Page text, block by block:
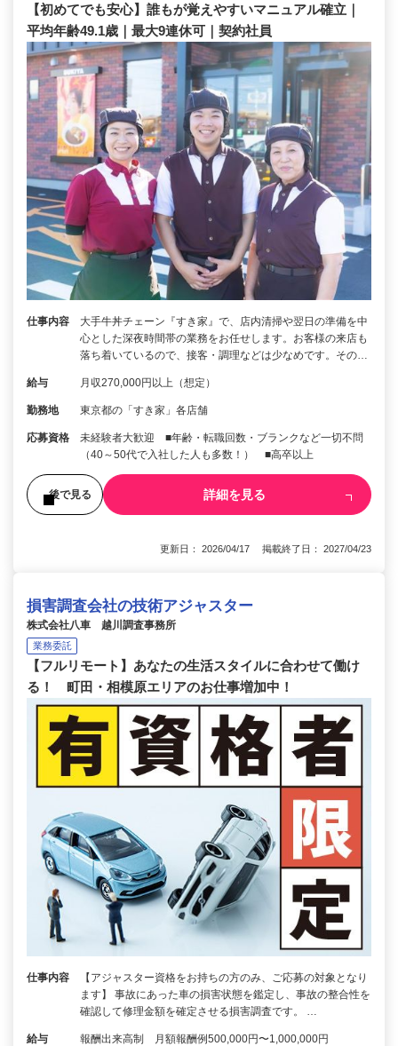
【初めてでも安心】誰もが覚えやすいマニュアル確立｜
平均年齢49.1歳｜最大9連休可｜契約社員
仕事内容
大手牛丼チェーン『すき家』で、店内清掃や翌日の準備を中
心とした深夜時間帯の業務をお任せします。お客様の来店も
落ち着いているので、接客・調理などは少なめです。その…
給与 月収270,000円以上（想定）
勤務地 東京都の「すき家」各店舗
応募資格
未経験者大歓迎 ■年齢・転職回数・ブランクなど一切不問
（40～50代で入社した人も多数！） ■高卒以上
後で見る 詳細を見る
更新日： 2026/04/17 掲載終了日： 2027/04/23
損害調査会社の技術アジャスター
株式会社八車 越川調査事務所
業務委託
【フルリモート】あなたの生活スタイルに合わせて働け
る！ 町田・相模原エリアのお仕事増加中！
仕事内容
【アジャスター資格をお持ちの方のみ、ご応募の対象となり
ます】 事故にあった車の損害状態を鑑定し、事故の整合性を
確認して修理金額を確定させる損害調査です。 …
給与 報酬出来高制 月額報酬例500,000円〜1,000,000円